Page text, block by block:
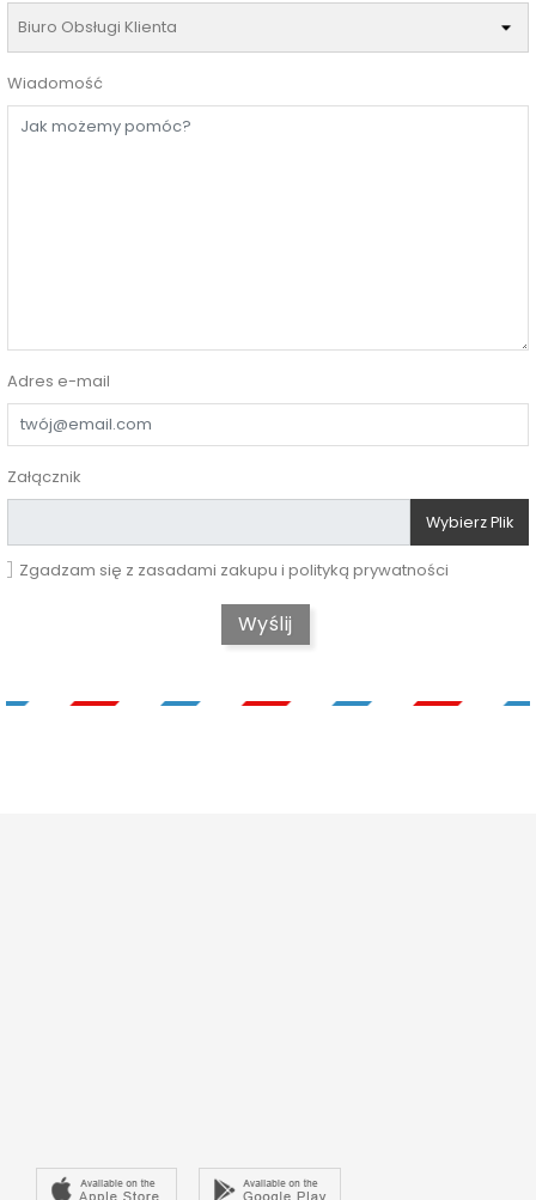
Wiadomość
Adres e-mail
Załącznik
Wybierz Plik
Zgadzam się z zasadami zakupu i polityką prywatności